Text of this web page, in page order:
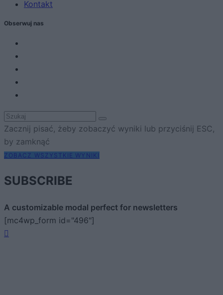
Kontakt
Obserwuj nas
Zacznij pisać, żeby zobaczyć wyniki lub przyciśnij ESC,
by zamknąć
ZOBACZ WSZYSTKIE WYNIKI
SUBSCRIBE
A customizable modal perfect for newsletters
[mc4wp_form id="496"]